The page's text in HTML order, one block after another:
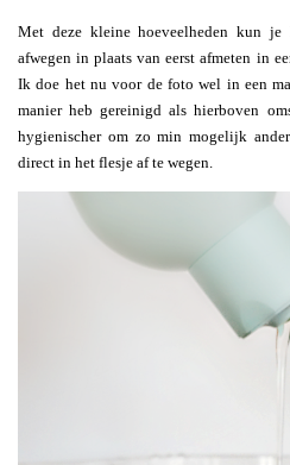
Met deze kleine hoeveelheden kun je
afwegen in plaats van eerst afmeten in
Ik doe het nu voor de foto wel in een
manier heb gereinigd als hierboven
hygienischer om zo min mogelijk
direct in het flesje af te wegen.